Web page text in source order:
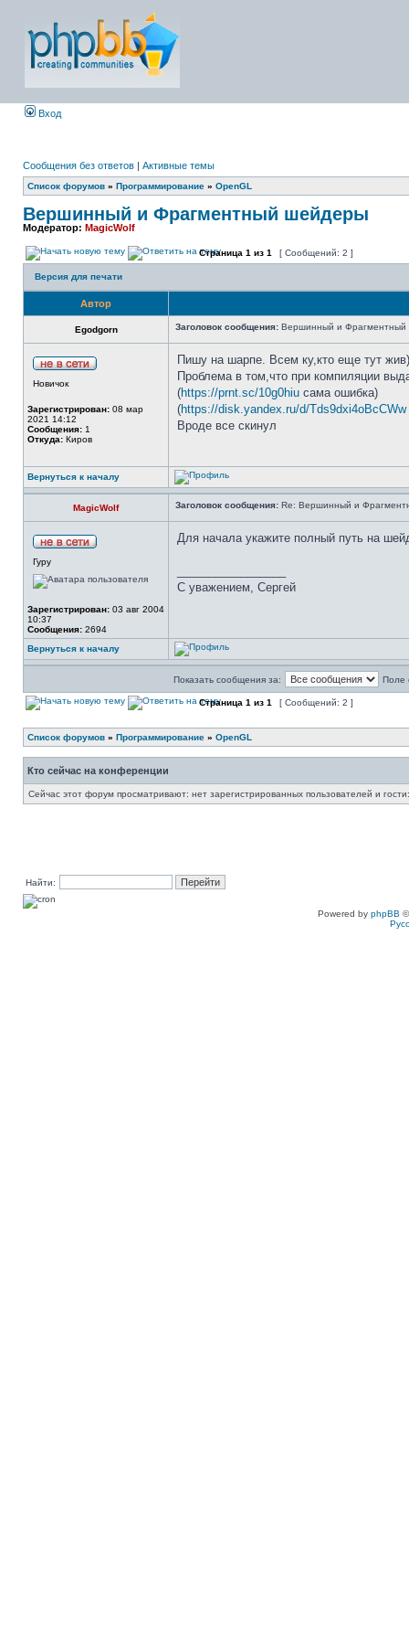
Вход
Сообщения без ответов | Активные темы
Список форумов » Программирование » OpenGL
Вершинный и Фрагментный шейдеры
Модератор: MagicWolf
Страница 1 из 1 [ Сообщений: 2 ]
Версия для печати
Автор
Egodgorn Заголовок сообщения: Вершинный и
Новичок
Зарегистрирован: 08 мар
2021 14:12
Сообщения: 1
Откуда: Киров
Пишу на шарпе. Всем ку,кто еще тут жив)
Проблема в том,что при компиляции
(https://prnt.sc/10g0hiu сама ошибка)
(https://disk.yandex.ru/d/Tds9dxi4oBcCWw
Вроде все скинул
Вернуться к началу
MagicWolf Заголовок сообщения: Re: Вершинный и
Гуру
Зарегистрирован: 03 авг 2004
10:37
Сообщения: 2694
Для начала укажите полный путь на
С уважением, Сергей
Вернуться к началу
Показать сообщения за: Поле
Страница 1 из 1 [ Сообщений: 2 ]
Список форумов » Программирование » OpenGL
Кто сейчас на конференции
Сейчас этот форум просматривают: нет зарегистрированных пользователей и
Найти:
Powered by phpBB